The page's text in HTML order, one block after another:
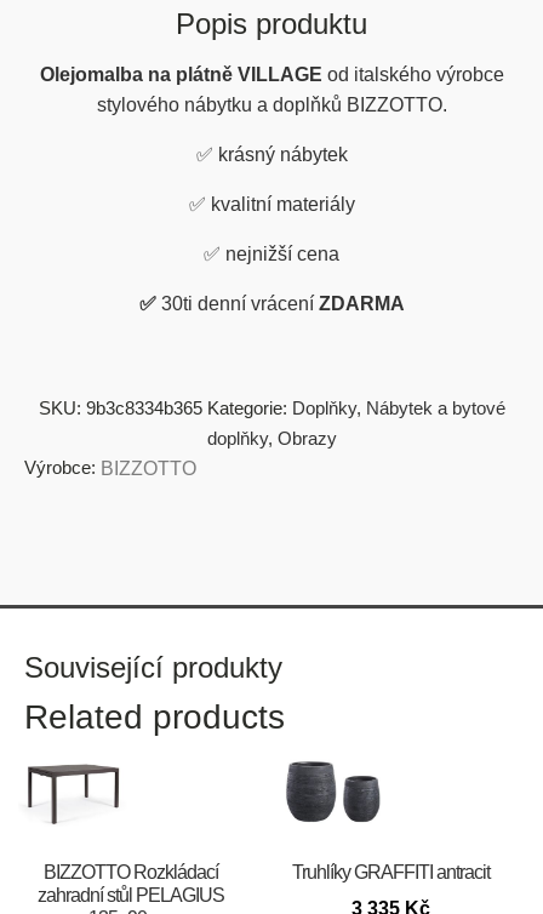
Popis produktu
Olejomalba na plátně VILLAGE od italského výrobce
stylového nábytku a doplňků BIZZOTTO.
✅ krásný nábytek
✅ kvalitní materiály
✅ nejnižší cena
✅ 30ti denní vrácení ZDARMA
SKU: 9b3c8334b365 Kategorie: Doplňky, Nábytek a bytové
doplňky, Obrazy
Výrobce: BIZZOTTO
Související produkty
Related products
BIZZOTTO Rozkládací
zahradní stůl PELAGIUS
Truhlíky GRAFFITI antracit
3 335 Kč